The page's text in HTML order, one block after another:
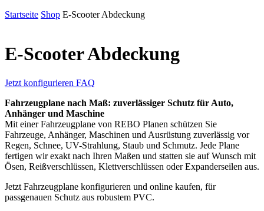
Startseite Shop E-Scooter Abdeckung
E-Scooter Abdeckung
Jetzt konfigurieren FAQ
Fahrzeugplane nach Maß: zuverlässiger Schutz für Auto,
Anhänger und Maschine
Mit einer Fahrzeugplane von REBO Planen schützen Sie
Fahrzeuge, Anhänger, Maschinen und Ausrüstung zuverlässig vor
Regen, Schnee, UV-Strahlung, Staub und Schmutz. Jede Plane
fertigen wir exakt nach Ihren Maßen und statten sie auf Wunsch mit
Ösen, Reißverschlüssen, Klettverschlüssen oder Expanderseilen aus.
Jetzt Fahrzeugplane konfigurieren und online kaufen, für
passgenauen Schutz aus robustem PVC.